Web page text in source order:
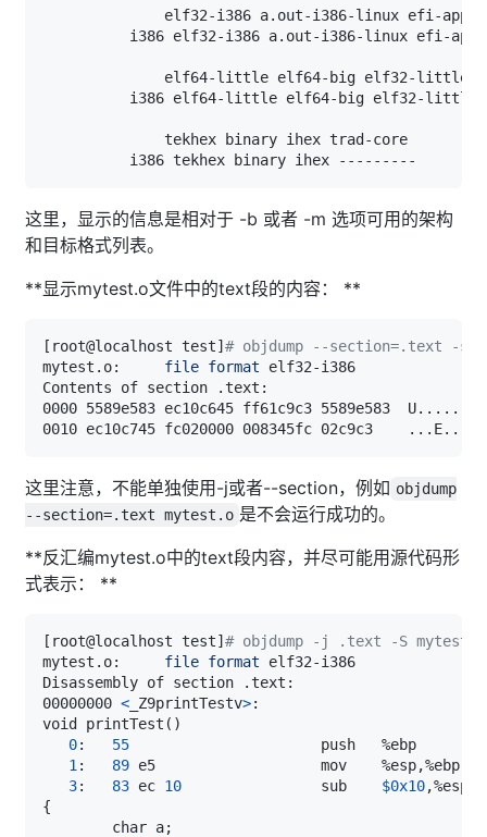
这里，显示的信息是相对于 -b 或者 -m 选项可用的架构
和目标格式列表。
**显示mytest.o文件中的text段的内容： **
[ root@localhost test] # objdump --section=.text -s
mytest.o: file format
0000 5589e583 ec10c645 ff61c9c3 5589e583  U.. .. ..
0010 ec10c745 fc020000 008345fc 02c9c3
.. .E..
这里注意，不能单独使用-j或者--section，例如 objdump
--section=.text mytest.o 是不会运行成功的。
**反汇编mytest.o中的text段内容，并尽可能用源代码形
式表示： **
[ root@localhost test] # objdump -j .text -S
mytest.o: file format
00000000 < _Z9printTestv>
void printTest ( )
0: 55
1 : 89
3: 83 ec 10
                sub
$0x10
{
        char a
;